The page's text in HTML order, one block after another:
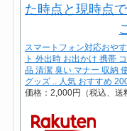
スマートフォン対応おや
ト 外出時 お出かけ 携帯
品 清潔 臭い マナー 収納
グッズ .. 人気 おすすめ
価格：2,000円（税込、送